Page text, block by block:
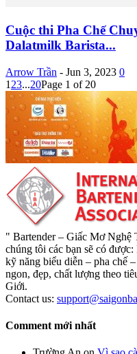
Cuộc thi Pha Chế
Dalatmilk Barista...
Arrow Trần - Jun 3, 2023 0
1 23...20Page 1 of 20
" Bartender – Giấc Mơ Nghệ
chúng tôi các bạn sẽ có
kỹ năng biểu diễn – pha chế
ngon, đẹp, chất lượng theo
Giới.
Contact us:
Comment mới nhất